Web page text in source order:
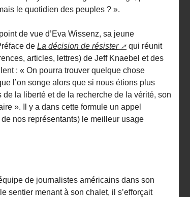
le quotidien des peuples ? ».
de vue d’Eva Wissenz, sa jeune
de La décision de résister
qui réunit
articles, lettres) de Jeff Knaebel et des
: « On pourra trouver quelque chose
l’on songe alors que si nous étions plus
la liberté et de la recherche de la vérité, son
». Il y a dans cette formule un appel
nos représentants) le meilleur usage
de journalistes américains dans son
sentier menant à son chalet, il s’efforçait